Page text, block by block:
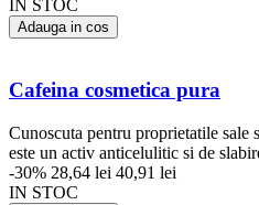
IN STOC
Adauga in cos
Cafeina cosmetica pura
Cunoscuta pentru proprietatile sale
este un activ anticelulitic si de
-30% 28,64 lei 40,91 lei
IN STOC